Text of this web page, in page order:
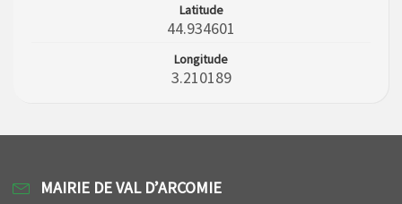
Latitude
44.934601
Longitude
3.210189
MAIRIE DE VAL D’ARCOMIE